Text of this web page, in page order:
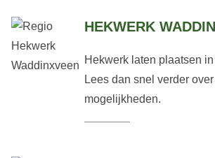
HEKWERK
Hekwerk laten plaatsen
Lees dan snel verder
mogelijkheden.